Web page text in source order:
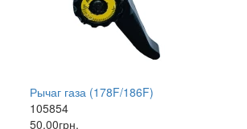
Рычаг газа (178F/186F)
105854
50.00грн.